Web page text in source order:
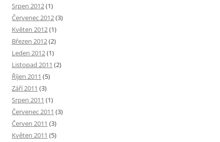
Srpen 2012(1)
Červenec 2012(3)
Květen 2012(1)
Březen 2012(2)
Leden 2012(1)
Listopad 2011 (2)
Říjen 2011 (5)
Září 2011 (3)
Srpen 2011 (1)
Červenec 2011 (3)
Červen 2011 (3)
Květen 2011 (5)